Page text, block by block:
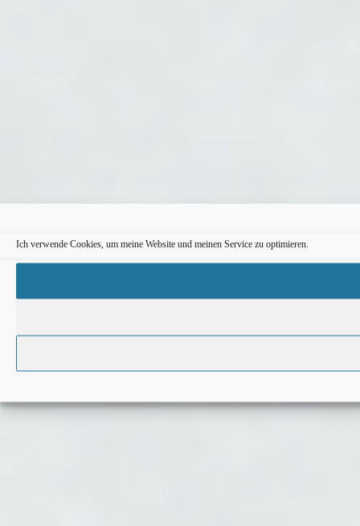
Ich verwende Cookies, um meine Website und meinen Service zu optimieren.